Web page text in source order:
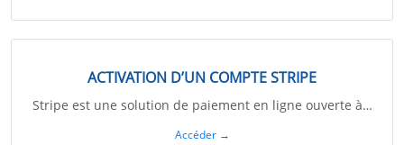
ACTIVATION D’UN COMPTE STRIPE
Stripe est une solution de paiement en ligne ouverte à…
Accéder →